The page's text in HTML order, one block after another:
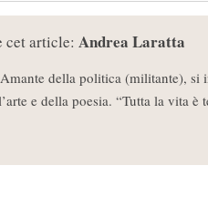
cet article: Andrea Laratta
della politica (militante), si
e della poesia. “Tutta la vita è